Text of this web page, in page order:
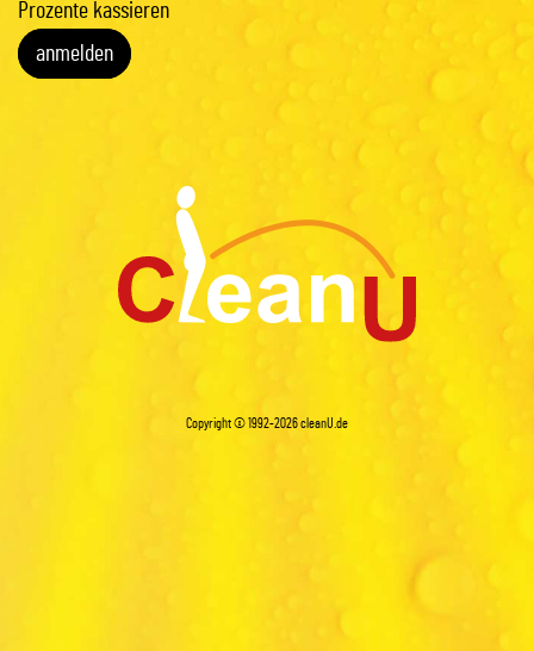
Prozente kassieren
anmelden
Copyright © 1992-2026cleanU.de